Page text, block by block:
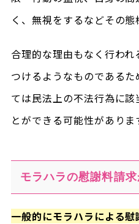
く、無視をするなどその態
合理的な理由もなく行わ
つけるようなものである
ては民法上の不法行為に
とができる可能性がありま
モラハラの慰謝料請
一般的にモラハラによる